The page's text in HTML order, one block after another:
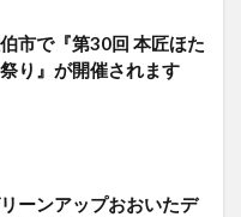
市で『第30回 本匠ほた
り』が開催されます
ーンアップおおいたデ